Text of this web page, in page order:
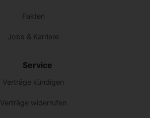
Fakten
Jobs & Karriere
Service
Verträge kündigen
Verträge widerrufen